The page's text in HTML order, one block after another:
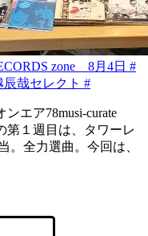
zone 8月4日 #
辰哉セレクト #
エア78musi-curate
第１週目は、タワーレ
。全力選曲。今回は、